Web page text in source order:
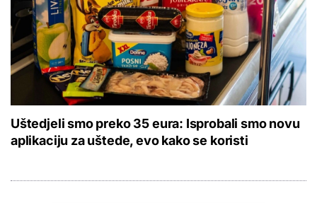
Uštedjeli smo preko 35 eura: Isprobali smo novu
aplikaciju za uštede, evo kako se koristi